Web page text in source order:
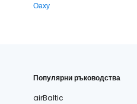
Оаху
Популярни ръководства
airBaltic